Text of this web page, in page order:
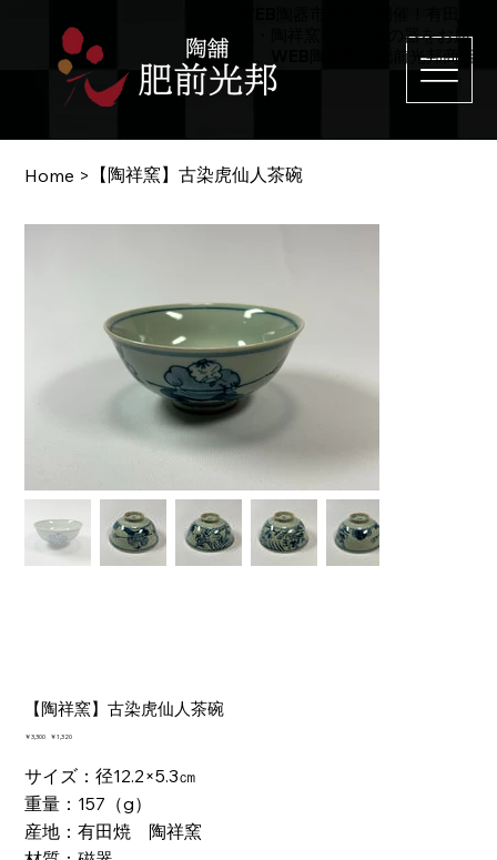
焼・陶祥窯など全国の器をお届
け。WEB陶器市の肥前光邦商店
Home > 【陶祥窯】古染虎仙人茶碗
【陶祥窯】古染虎仙人茶碗
元
価
格
￥3,300
セ
ル
価
格
￥1,320
サイズ：径12.2×5.3㎝
重量：157（g）
産地：有田焼 陶祥窯